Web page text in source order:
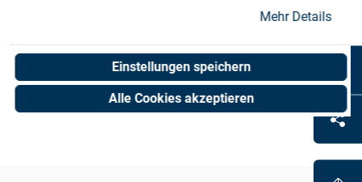
Mehr Details
Einstellungen speichern
Alle Cookies akzeptieren